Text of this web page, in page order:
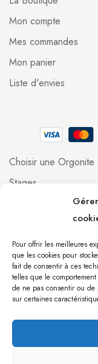
Pour offrir les meilleures
que les cookies pour
fait de consentir à ces
telles que le
de ne pas consentir ou
sur certaines
Mon compte
Mes commandes
Mon panier
Liste d'envies
Choisir une Orgonite
Stages
Foire aux questions
Qui suis-je ?
Contact
[mailpoet_form
Orgonite 971 ©